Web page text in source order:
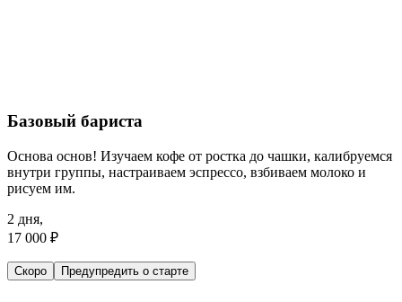
Базовый бариста
Основа основ! Изучаем кофе от ростка до чашки, калибруемся
внутри группы, настраиваем эспрессо, взбиваем молоко и
рисуем им.
2 дня,
17 000 ₽
Скоро Предупредить о старте